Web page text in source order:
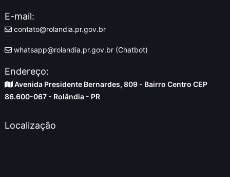
E-mail:
contato@rolandia.pr.gov.br
whatsapp@rolandia.pr.gov.br (Chatbot)
Endereço:
Avenida Presidente Bernardes, 809 - Bairro Centro CEP
86.600-067 - Rolândia - PR
Localização